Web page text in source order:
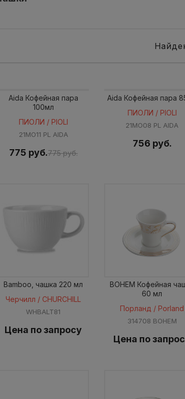
Aida Кофейная пара
100мл
ПИОЛИ / PIOLI
21MO11 PL AIDA
775 руб.775 руб.
Aida Кофейная пара
ПИОЛИ / PIOLI
21MO08 PL AIDA
756 руб.
Bamboo, чашка 220 мл
Черчилл / CHURCHILL
WHBALT81
Цена по запросу
BOHEM Кофейная
60 мл
Порланд / Porland
314708 BOHEM
Цена по